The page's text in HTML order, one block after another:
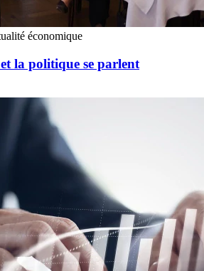
économique
la politique se parlent